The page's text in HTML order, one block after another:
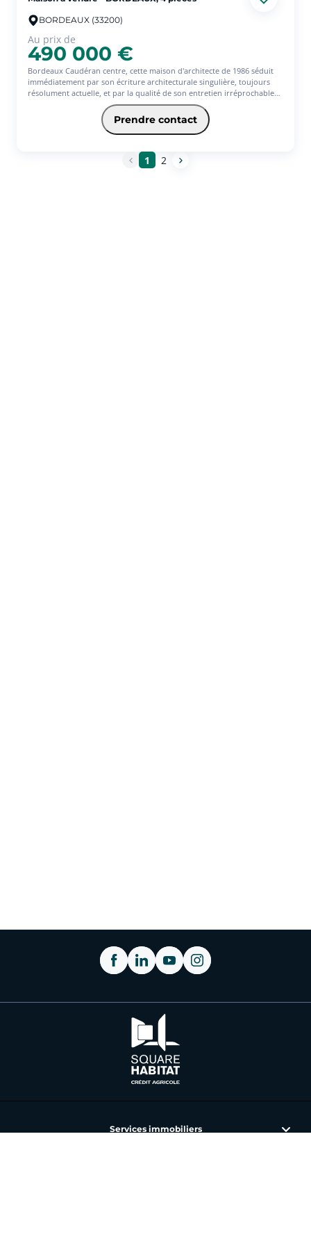
de nombreux critères particulièrement recherchés. Un bien rare sur le
secteur, à découvrir sans tarder ! (4.41 % d'honoraires TTC à la charge
de l'acquéreur.)
BORDEAUX (33200)
Au prix de
490 000 €
Bordeaux Caudéran centre, cette maison d'architecte de 1986 séduit
immédiatement par son écriture architecturale singulière, toujours
résolument actuelle, et par la qualité de son entretien irréprochable
Organisée autour de demi-niveaux et de volumes ouverts, la maison
offre une expérience de vie fluide et originale, où la lumière naturelle
L'architecture, pensée dans les moindres détails, crée une atmosphère
Prendre contact
1 2
Services immobiliers